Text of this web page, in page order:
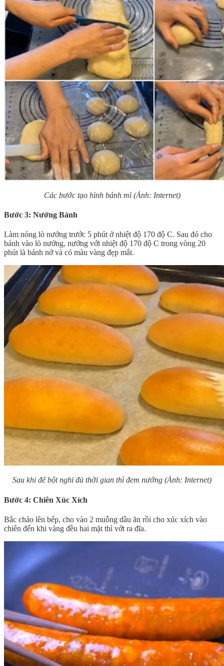
Các bước tạo hình bánh mì (Ảnh: Internet)
Bước 3: Nướng Bánh
Làm nóng lò nướng trước 5 phút ở nhiệt độ 170 độ C. Sau đó cho
bánh vào lò nướng, nướng với nhiệt độ 170 độ C trong vòng 20
phút là bánh nở và có màu vàng đẹp mắt.
Sau khi để bột nghỉ đủ thời gian thì đem nướng (Ảnh: Internet)
Bước 4: Chiên Xúc Xích
Bắc chảo lên bếp, cho vào 2 muỗng dầu ăn rồi cho xúc xích vào
chiên đến khi vàng đều hai mặt thì vớt ra đĩa.